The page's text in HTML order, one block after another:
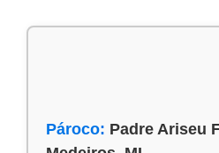
Pároco: Padre Ariseu